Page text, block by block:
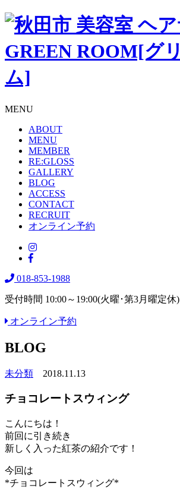
MENU
ABOUT
MENU
MEMBER
RE:GLOSS
GALLERY
BLOG
ACCESS
CONTACT
RECRUIT
オンライン予約
018-853-1988
受付時間 10:00～19:00(火曜･第3月曜定休)
オンライン予約
BLOG
未分類 2018.11.13
チョコレートスウィング
こんにちは！
前回に引き続き
新しく入った紅茶の紹介です！
今回は
*チョコレートスウィング*